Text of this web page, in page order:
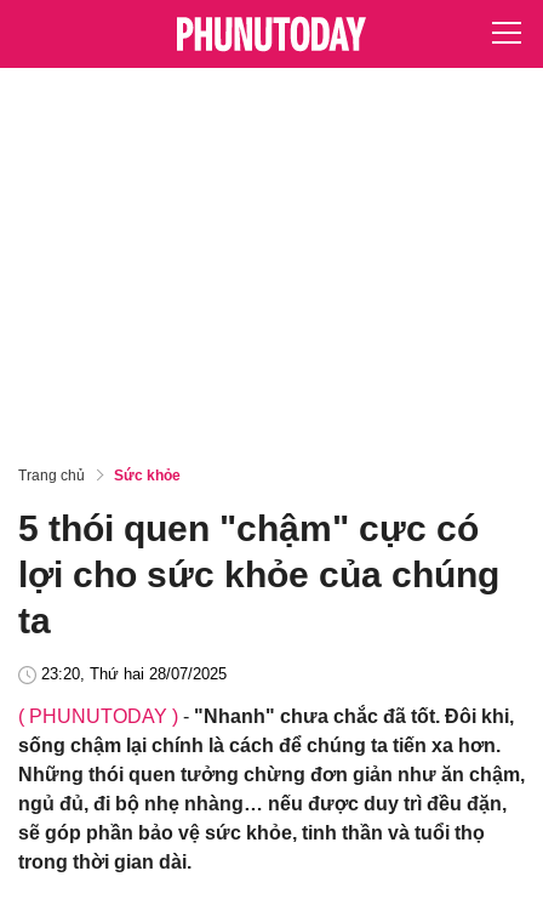
Trang chủ Sức khỏe
5 thói quen "chậm" cực có
lợi cho sức khỏe của chúng
ta
23:20, Thứ hai 28/07/2025
( PHUNUTODAY ) - "Nhanh" chưa chắc đã tốt. Đôi khi,
sống chậm lại chính là cách để chúng ta tiến xa hơn.
Những thói quen tưởng chừng đơn giản như ăn chậm,
ngủ đủ, đi bộ nhẹ nhàng… nếu được duy trì đều đặn,
sẽ góp phần bảo vệ sức khỏe, tinh thần và tuổi thọ
trong thời gian dài.